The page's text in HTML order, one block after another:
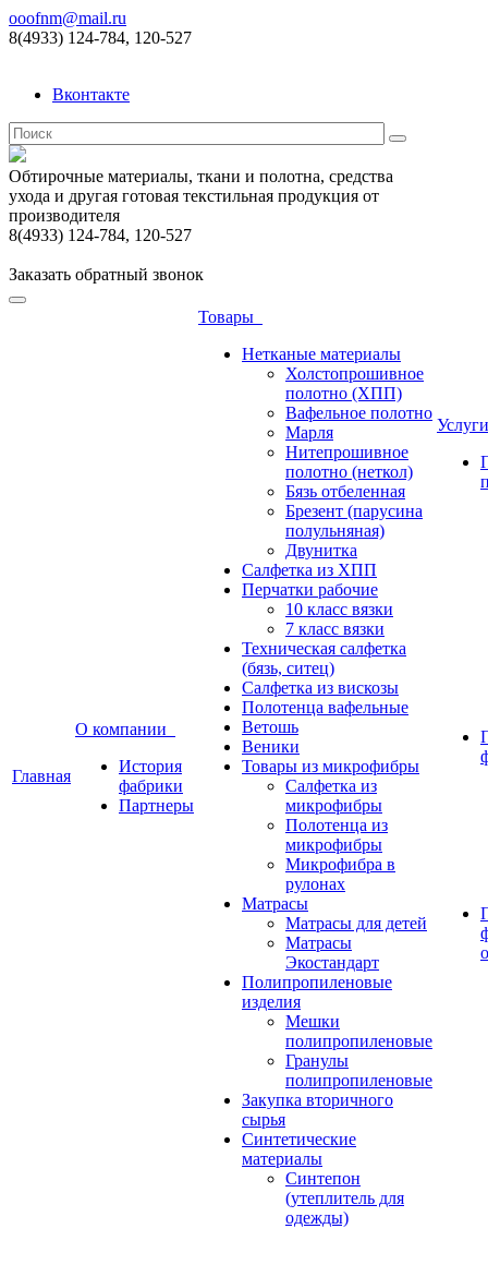
ooofnm@mail.ru
8(4933) 124-784, 120-527
Вконтакте
Обтирочные материалы, ткани и полотна, средства
ухода и другая готовая текстильная продукция от
производителя
8(4933) 124-784, 120-527
Заказать обратный звонок
Главная
О компании
История
фабрики
Партнеры
Товары
Нетканые материалы
Холстопрошивное
полотно (ХПП)
Вафельное полотно
Марля
Нитепрошивное
полотно (неткол)
Бязь отбеленная
Брезент (парусина
полульняная)
Двунитка
Салфетка из ХПП
Перчатки рабочие
10 класс вязки
7 класс вязки
Техническая салфетка
(бязь, ситец)
Салфетка из вискозы
Полотенца вафельные
Ветошь
Веники
Товары из микрофибры
Салфетка из
микрофибры
Полотенца из
микрофибры
Микрофибра в
рулонах
Матрасы
Матрасы для детей
Матрасы
Экостандарт
Полипропиленовые
изделия
Мешки
полипропиленовые
Гранулы
полипропиленовые
Закупка вторичного
сырья
Синтетические
материалы
Синтепон
(утеплитель для
одежды)